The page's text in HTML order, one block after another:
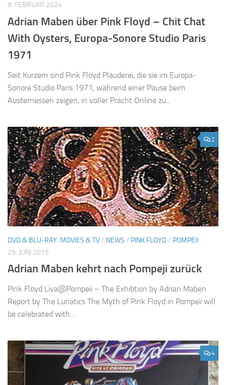
9. FEBRUAR 2024
Adrian Maben über Pink Floyd – Chit Chat
With Oysters, Europa-Sonore Studio Paris
1971
Seit Kurzem sind Pink Floyd Plauderei, die sie im Europa-
Sonore Studio Paris 1971, während einer Pause beim
Austernessen zeigen, in voller Pracht Online zu...
2
DVD & BLU-RAY: MOVIES & TV/ NEWS / PINK FLOYD/ POMPEII
29. JUNI 2015
Adrian Maben kehrt nach Pompeji zurück
Pink Floyd Liva@Pompeii – The Exhibtion by Adrian Maben
Report by The Lunatics The Myth of Pink Floyd in Pompeii will
be celebrated with...
4